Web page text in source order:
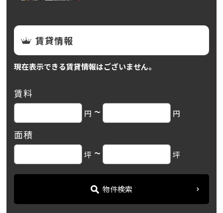
賃貸情報
現在表示できる賃貸情報はございません。
賃料
円 ~ 円
面積
坪 ~ 坪
物件検索